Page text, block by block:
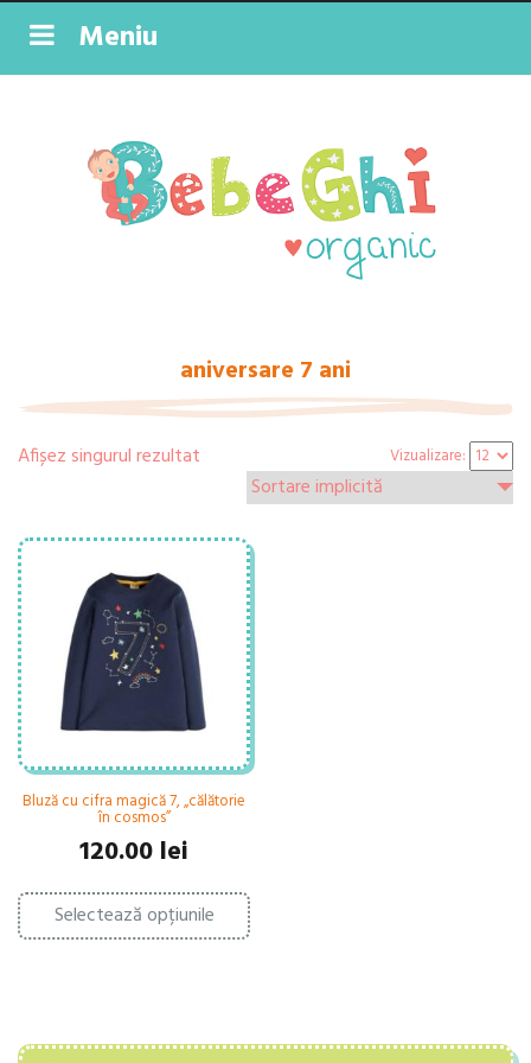
Meniu
aniversare 7 ani
Afișez singurul rezultat Vizualizare:
Bluză cu cifra magică 7, „călătorie
în cosmos”
120.00 lei
Selectează opțiunile
Acest
produs
are
pot